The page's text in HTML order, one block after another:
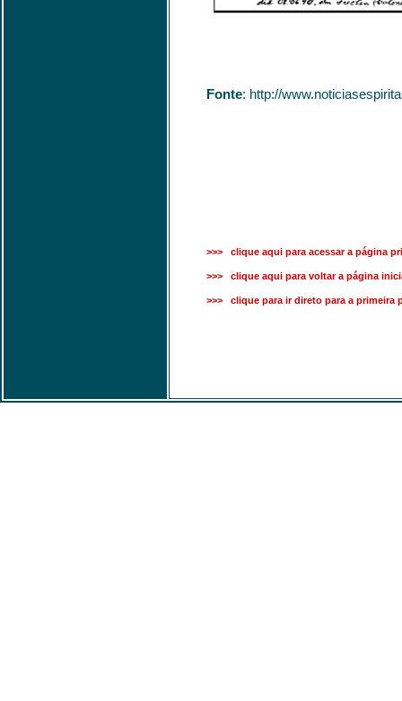
Fonte: http://
>>> clique aqui para acessar a página
>>> clique aqui para voltar a página
>>> clique para ir direto para a primeira